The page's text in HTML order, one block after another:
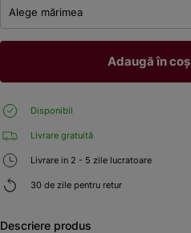
Alege mărimea
Adaugă în coș
Disponibil
Livrare gratuită
Livrare in 2 - 5 zile lucratoare
30 de zile pentru retur
Descriere produs